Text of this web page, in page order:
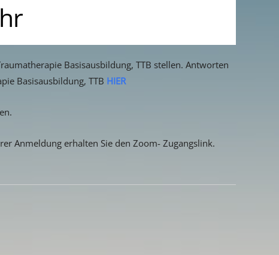
Basisausbildung, TTB stellen. Antworten
Basisausbildung, TTB HIER
Anmeldung erhalten Sie den Zoom- Zugangslink.